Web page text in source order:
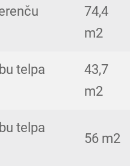
74,4
m2
telpa
43,7
m2
telpa
56 m2